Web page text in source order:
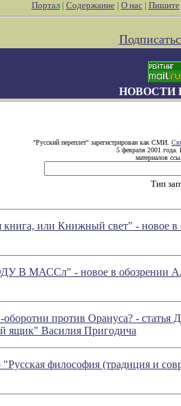
Портал| Содержание| О нас| Пишите
НОВОСТИ
"Русский переплет" зарегистрирован как СМИ.
5 февраля 2001 года.
материалов
Тип
книга, или Книжный свет" - новое
В МАССл" - новое в обозрении
против Орануса? - статья
ящик" Василия Пригодича
философия (традиция и